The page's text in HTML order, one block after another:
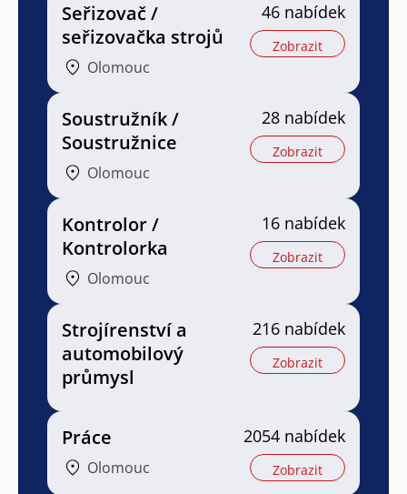
Seřizovač /
seřizovačka strojů
Olomouc
46 nabídek
Zobrazit
Soustružník /
Soustružnice
Olomouc
28 nabídek
Zobrazit
Kontrolor /
Kontrolorka
Olomouc
16 nabídek
Zobrazit
Strojírenství a
automobilový
průmysl
216 nabídek
Zobrazit
Práce
Olomouc
2054 nabídek
Zobrazit